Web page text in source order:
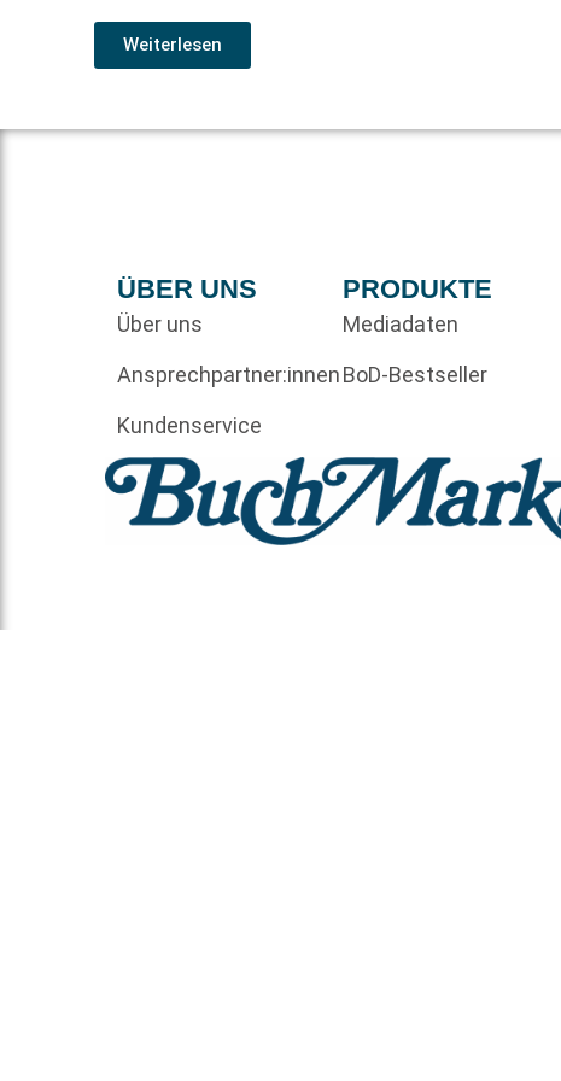
Weiterlesen
ÜBER UNS
Über uns
Ansprechpartner:innen
Kundenservice
PRODUKTE
Mediadaten
BoD-Bestseller